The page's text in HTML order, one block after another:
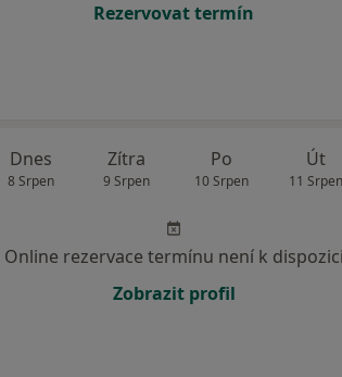
Rezervovat termín
Dnes
8 Srpen
Zítra
9 Srpen
Po
10 Srpen
Út
11 Srpen
Online rezervace termínu není k dispozici
Zobrazit profil